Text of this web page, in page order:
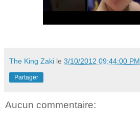
The King Zaki le 3/10/2012 09:44:00 PM
Partager
Aucun commentaire: